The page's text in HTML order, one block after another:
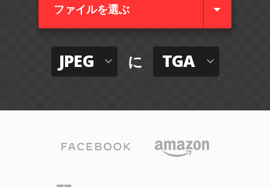
ファイルを選ぶ
JPEG に TGA